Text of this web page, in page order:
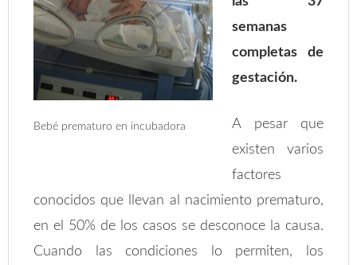
Bebé prematuro en incubadora
semanas
completas de
gestación.
A pesar que
existen varios
factores
conocidos que llevan al nacimiento prematuro,
en el 50% de los casos se desconoce la causa.
Cuando las condiciones lo permiten, los